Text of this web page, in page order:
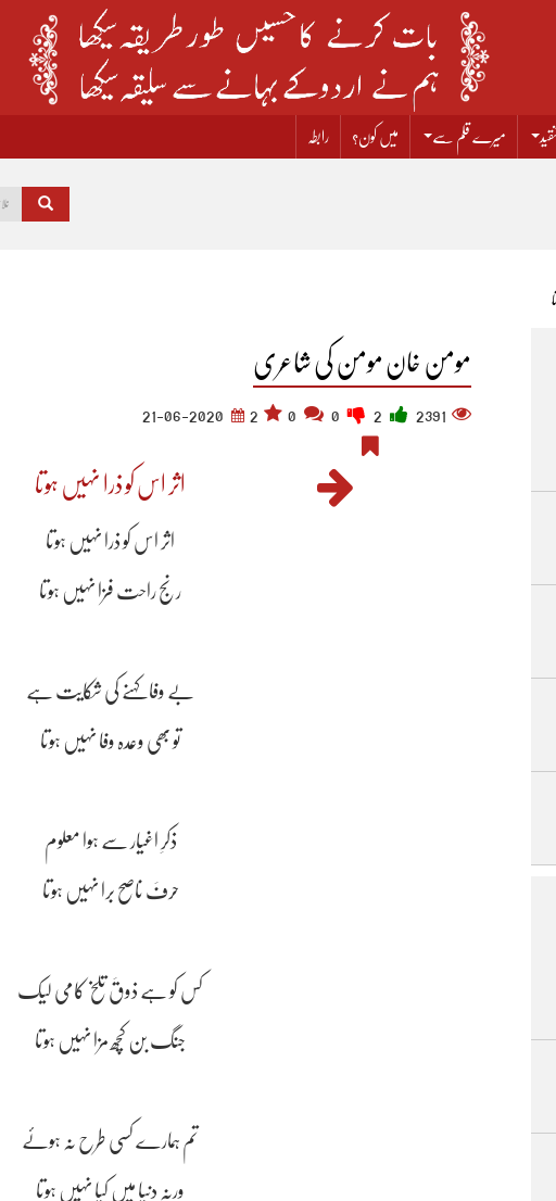
میرے قلم سے میں کون؟ رابطہ
مومن خان مومن کی شاعری
2391
2
21-06-2020
اثر اس کو ذرا نہیں ہوتا
اثر اس کو ذرا نہیں ہوتا
رنج راحت فزا نہیں ہوتا
بے وفا کہنے کی شکایت ہے
تو بھی وعدہ وفا نہیں ہوتا
ذکرِ اغیار سے ہوا معلوم
حرفَ ناصح برا نہیں ہوتا
کس کو ہے ذوقَ تلخ کامی لیک
جنگ بن کچھ مزا نہیں ہوتا
تم ہمارے کسی طرح نہ ہوئے
ورنہ دنیا میں کیا نہیں ہوتا